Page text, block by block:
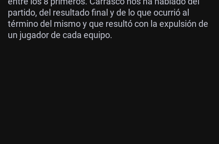
partido, del resultado final y de lo que ocurrió al
término del mismo y que resultó con la expulsión de
un jugador de cada equipo.